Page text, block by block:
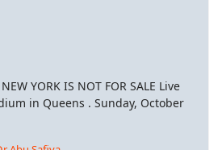
YORK IS NOT FOR SALE Live
in Queens . Sunday, October